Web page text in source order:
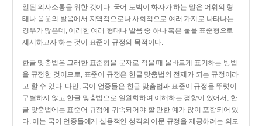
일된 의사소통을 위한 것이다. 국어 토박이 화자가 하는 말은 어휘의 형
태나 음운의 발음에서 지역적으로나 사회적으로 여러 가지로 나타나는
경우가 많은데, 이러한 여러 형태나 발음 중 하나 혹은 둘을 표준형으로
제시하고자 하는 것이 표준어 규정의 목적이다.
한글 맞춤법은 그러한 표준형을 문자로 적을 때 올바르게 표기하는 방법
을 규정한 것이므로, 표준어 규정은 한글 맞춤법의 전제가 되는 규정이라
고 할 수 있다. 다만, 국어 언중들은 한글 맞춤법과 표준어 규정을 뚜렷이
구별하지 않고 한글 맞춤법으로 일원화하여 이해하는 경향이 있어서, 한
글 맞춤법에는 표준어 규정에 귀속되어야 할 만한 예가 많이 포함되어 있
다. 이는 국어 언중들에게 실용적인 성격의 어문 규정을 제공하려는 의도